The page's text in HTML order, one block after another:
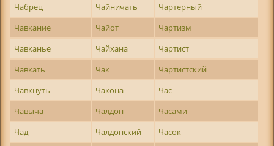
Чабрец
Чайничать
Чартерный
Чавкание
Чайот
Чартизм
Чавканье
Чайхана
Чартист
Чавкать
Чак
Чартистский
Чавкнуть
Чакона
Час
Чавыча
Чалдон
Часами
Чад
Чалдонский
Часок